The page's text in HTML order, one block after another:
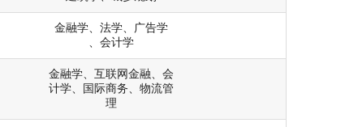
金融学、法学、广告学
、会计学
金融学、互联网金融、会
计学、国际商务、物流管
理